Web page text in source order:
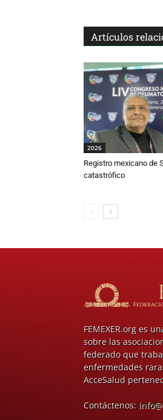
Artículos
2026
Registro mexicano de
catastrófico
FEMEXER.org es
sobre las
federado que
enfermedades
AcceSalud
Contáctenos: